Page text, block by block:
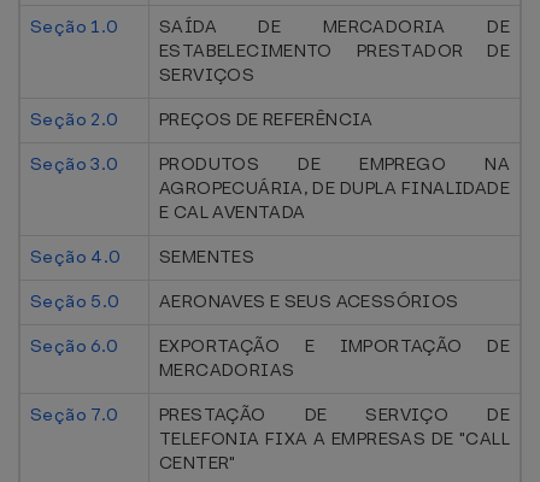
Seção 1.0
SAÍDA DE MERCADORIA DE
ESTABELECIMENTO PRESTADOR DE
SERVIÇOS
Seção 2.0
PREÇOS DE REFERÊNCIA
Seção 3.0
PRODUTOS DE EMPREGO NA
AGROPECUÁRIA, DE DUPLA FINALIDADE
E CAL AVENTADA
Seção 4.0
SEMENTES
Seção 5.0
AERONAVES E SEUS ACESSÓRIOS
Seção 6.0
EXPORTAÇÃO E IMPORTAÇÃO DE
MERCADORIAS
Seção 7.0
PRESTAÇÃO DE SERVIÇO DE
TELEFONIA FIXA A EMPRESAS DE "CALL
CENTER"